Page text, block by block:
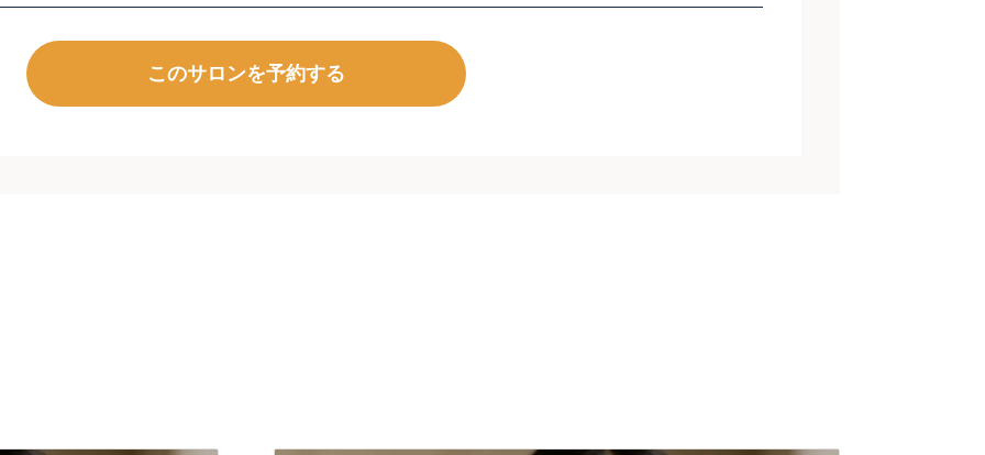
このサロンを予約する